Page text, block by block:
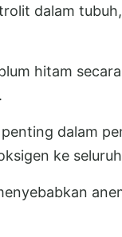
dalam
hitam
dalam
ke